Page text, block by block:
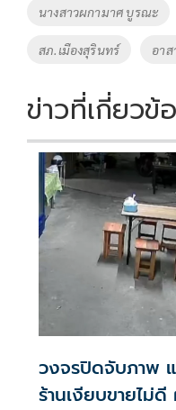
o
o
k
Li
Tags
นางสาวผกามาศ บูรณะ
สภ.เมืองสุรินทร์ อา
ข่าวที่เกี่ยวข้
วงจรปิดจับภาพ
ร้านเงียบขายไม่